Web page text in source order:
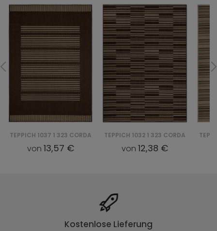
TEPPICH 1037 1 323 CORDA
von 13,57 €
TEPPICH 1032 1 323 CORDA
von12,38 €
Kostenlose Lieferung